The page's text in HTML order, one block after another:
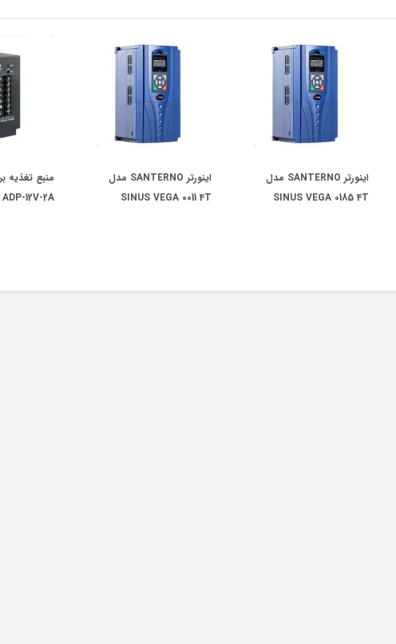
اینورتر SANTERNO مدل
SINUS VEGA 0185 4T
اینورتر SANTERNO مدل
SINUS VEGA 0011 4T
ADP-12V-2A